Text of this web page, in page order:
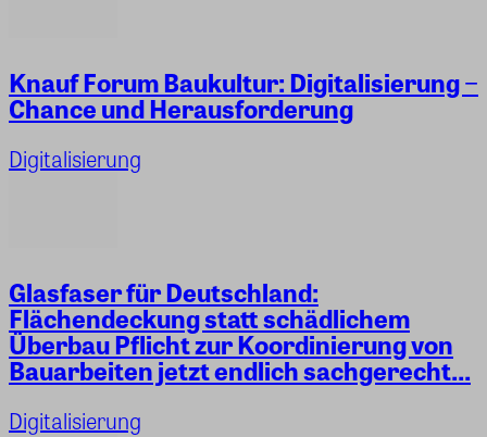
Knauf Forum Baukultur: Digitalisierung −
Chance und Herausforderung
Digitalisierung
Glasfaser für Deutschland:
Flächendeckung statt schädlichem
Überbau Pflicht zur Koordinierung von
Bauarbeiten jetzt endlich sachgerecht...
Digitalisierung